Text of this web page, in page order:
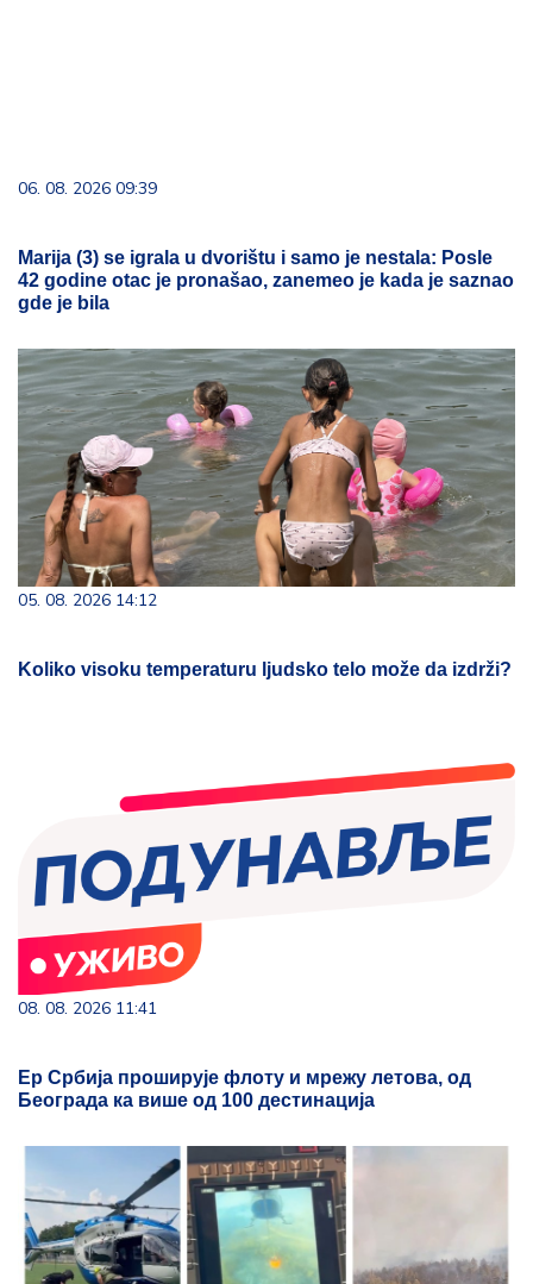
06. 08. 2026 09:39
Marija (3) se igrala u dvorištu i samo je nestala: Posle
42 godine otac je pronašao, zanemeo je kada je saznao
gde je bila
05. 08. 2026 14:12
Koliko visoku temperaturu ljudsko telo može da izdrži?
08. 08. 2026 11:41
Ер Србија проширује флоту и мрежу летова, од
Београда ка више од 100 дестинација